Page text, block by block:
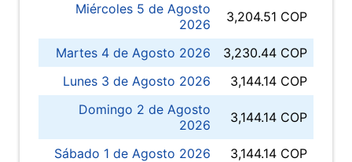
Miércoles 5 de Agosto
2026
3,204.51 COP
Martes 4 de Agosto 2026
3,230.44 COP
Lunes 3 de Agosto 2026
3,144.14 COP
Domingo 2 de Agosto
2026
3,144.14 COP
Sábado 1 de Agosto 2026
3,144.14 COP